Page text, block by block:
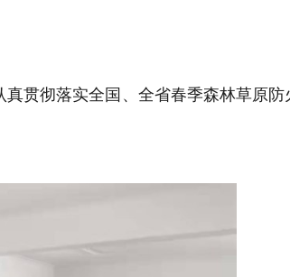
贯彻落实全国、全省春季森林草原防